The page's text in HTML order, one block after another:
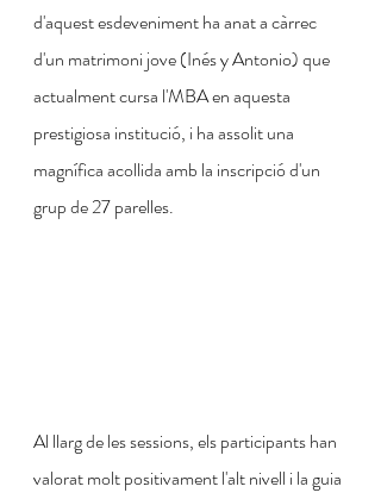
d'aquest esdeveniment ha anat a càrrec
d'un matrimoni jove (Inés y Antonio) que
actualment cursa l'MBA en aquesta
prestigiosa institució, i ha assolit una
magnífica acollida amb la inscripció d'un
grup de 27 parelles.
Al llarg de les sessions, els participants han
valorat molt positivament l'alt nivell i la guia